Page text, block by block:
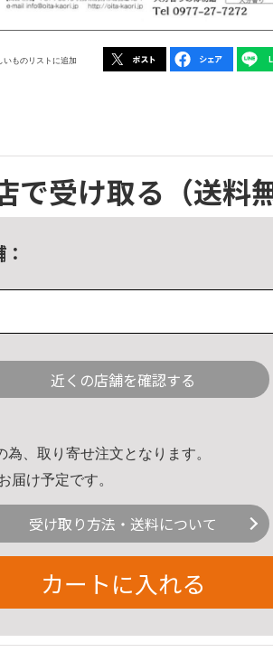
いものリストに追加
で受け取る （送料
近くの店舗を確認する
為、取り寄せ注文となります。
届け予定です。
受け取り方法・送料について
カートに入れる